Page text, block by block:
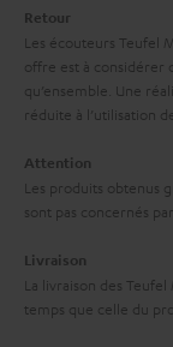
d
e
i
o
n
a
n
t
e
Retour
Les écouteurs Teufel
offre est à considérer
qu’ensemble. Une
réduite à l’utilisation
Attention
Les produits obtenus
sont pas concernés
Livraison
La livraison des
temps que celle du